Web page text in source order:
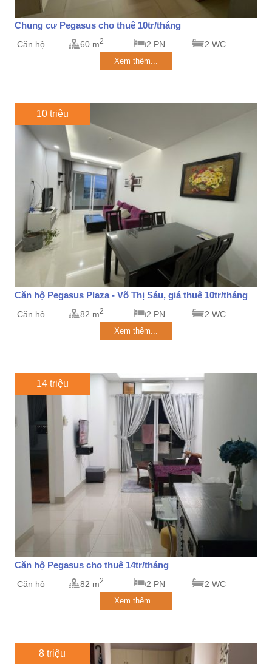
Chung cư Pegasus cho thuê 10tr/tháng
Căn hộ 60 m2 2 PN 2 WC
Xem thêm...
10 triệu
Căn hộ Pegasus Plaza - Võ Thị Sáu, giá thuê 10tr/tháng
Căn hộ 82 m2 2 PN 2 WC
Xem thêm...
14 triệu
Căn hộ Pegasus cho thuê 14tr/tháng
Căn hộ 82 m2 2 PN 2 WC
Xem thêm...
8 triệu